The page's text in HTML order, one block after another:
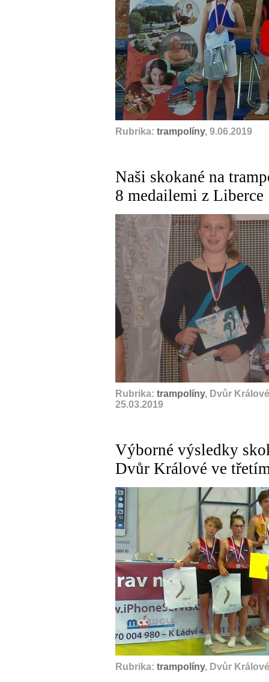
Rubrika: trampolíny, 9.06.2019
Naši skokané na
8 medailemi z Liberce
Rubrika: trampolíny, Dvůr
25.03.2019
Výborné výsledky
Dvůr Králové ve
Rubrika: trampolíny, Dvůr